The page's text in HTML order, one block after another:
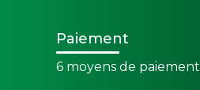
Paiement
6 moyens de paiement